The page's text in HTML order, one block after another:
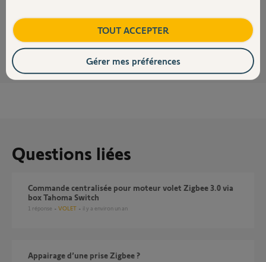
il y a plus de 3 ans
Questions liées
Commande centralisée pour moteur volet Zigbee 3.0 via
box Tahoma Switch
1 réponse VOLET il y a environ un an
Appairage d’une prise Zigbee ?
TOUT ACCEPTER
Gérer mes préférences